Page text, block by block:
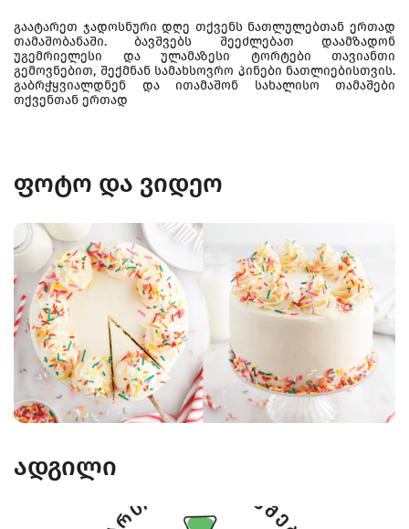
გაატარეთ ჯადოსნური დღე თქვენს ნათლულებთან ერთად
თამაშობანაში. ბავშვებს შეეძლებათ დაამზადონ
უგემრიელესი და ულამაზესი ტორტები თავიანთი
გემოვნებით, შექმნან სამახსოვრო პინები ნათლიებისთვის.
გაბრჭყვიალდნენ და ითამაშონ სახალისო თამაშები
თქვენთან ერთად
ფოტო და ვიდეო
ადგილი